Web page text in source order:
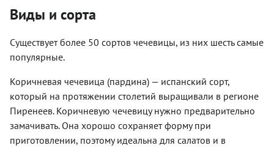
Виды и сорта
Существует более 50 сортов чечевицы, из них шесть самые
популярные.
Коричневая чечевица (пардина) — испанский сорт,
который на протяжении столетий выращивали в регионе
Пиренеев. Коричневую чечевицу нужно предварительно
замачивать. Она хорошо сохраняет форму при
приготовлении, поэтому идеальна для салатов и в